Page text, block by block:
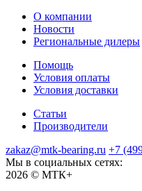
О компании
Новости
Региональные дилеры
Помощь
Условия оплаты
Условия доставки
Статьи
Производители
zakaz@mtk-bearing.ru +7
Мы в социальных сетях:
2026 © МТК+